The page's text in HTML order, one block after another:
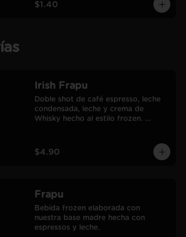
$1.40
Irish Frapu
Doble shot de café espresso, leche
condensada, leche y crema de
Whisky hecho al estilo frozen.
$4.90
Frapu
Bebida frozen elaborada con
nuestra base madre hecha con
espressos y leche.